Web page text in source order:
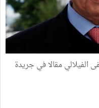
الفيلالي مقالا في جريدة